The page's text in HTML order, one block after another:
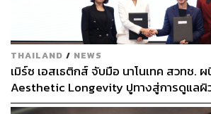
THAILAND / NEWS
เมิร์ซ เอสเธติกส์ จับมือ นาโนเทค สวทช.
Aesthetic Longevity ปูทางสู่การดูแลผิ
[PR NEWS]